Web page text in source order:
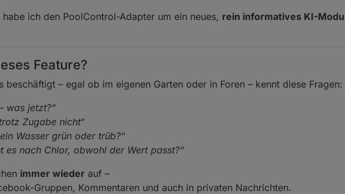
habe ich den PoolControl-Adapter um ein neues, rein informatives KI-
Feature?
beschäftigt – egal ob im eigenen Garten oder in Foren – kennt diese Fragen:
was jetzt?“
Zugabe nicht“
Wasser grün oder trüb?“
es nach Chlor, obwohl der Wert passt?“
immer wieder auf –
Gruppen, Kommentaren und auch in privaten Nachrichten.